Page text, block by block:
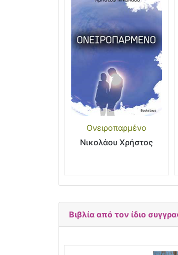
Ονειροπαρμένο
Νικολάου Χρήστος
Βιβλία από τον ίδιο